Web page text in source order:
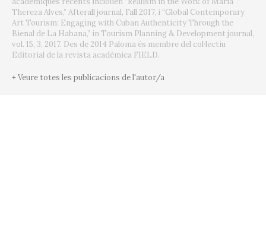
Thereza Alves,” Afterall journal, Fall 2017, i “Global Contemporary
Art Tourism: Engaging with Cuban Authenticity Through the
Bienal de La Habana,” in Tourism Planning & Development journal,
vol. 15, 3, 2017. Des de 2014 Paloma és membre del col·lectiu
Editorial de la revista acadèmica FIELD.
+ Veure totes les publicacions de l'autor/a